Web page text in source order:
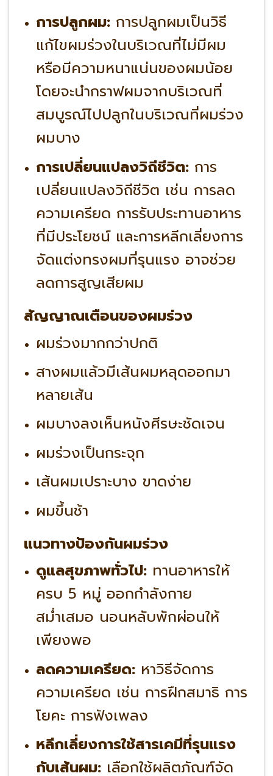
การปลูกผม:การปลูกผมเป็นวิธี
แก้ไขผมร่วงในบริเวณที่ไม่มีผม
หรือมีความหนาแน่นของผมน้อย
โดยจะนำกราฟผมจากบริเวณที่
สมบูรณ์ไปปลูกในบริเวณที่ผมร่วง
ผมบาง
การเปลี่ยนแปลงวิถีชีวิต:การ
เปลี่ยนแปลงวิถีชีวิต เช่น การลด
ความเครียด การรับประทานอาหาร
ที่มีประโยชน์ และการหลีกเลี่ยงการ
จัดแต่งทรงผมที่รุนแรง อาจช่วย
ลดการสูญเสียผม
สัญญาณเตือนของผมร่วง
ผมร่วงมากกว่าปกติ
สางผมแล้วมีเส้นผมหลุดออกมา
หลายเส้น
ผมบางลงเห็นหนังศีรษะชัดเจน
ผมร่วงเป็นกระจุก
เส้นผมเปราะบาง ขาดง่าย
ผมขึ้นช้า
แนวทางป้องกันผมร่วง
ดูแลสุขภาพทั่วไป:ทานอาหารให้
ครบ 5 หมู่ ออกกำลังกาย
สม่ำเสมอ นอนหลับพักผ่อนให้
เพียงพอ
ลดความเครียด:หาวิธีจัดการ
ความเครียด เช่น การฝึกสมาธิ การ
โยคะ การฟังเพลง
หลีกเลี่ยงการใช้สารเคมีที่รุนแรง
กับเส้นผม:เลือกใช้ผลิตภัณฑ์จัด